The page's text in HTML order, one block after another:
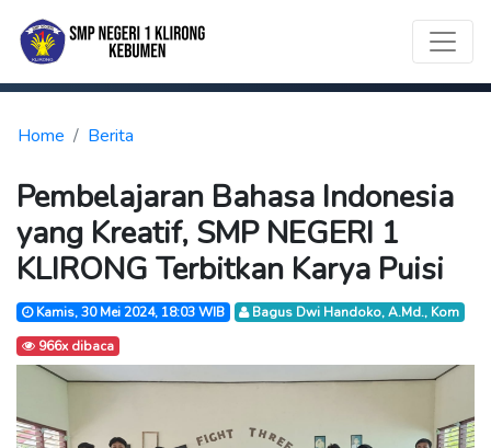
Home Berita
Pembelajaran Bahasa Indonesia
yang Kreatif, SMP NEGERI 1
KLIRONG Terbitkan Karya Puisi
Kamis, 30 Mei 2024, 18:03 WIB
Bagus Dwi Handoko, A.Md., Kom
966x dibaca